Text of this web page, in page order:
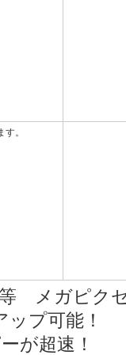
。
メガピク
プ可能！
が超速！